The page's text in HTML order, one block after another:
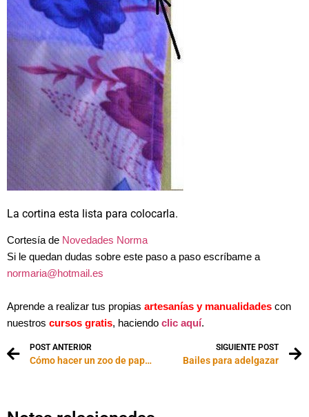
La cortina esta lista para colocarla.
Cortesía de Novedades Norma
Si le quedan dudas sobre este paso a paso escríbame a
normaria@hotmail.es
Aprende a realizar tus propias artesanías y manualidades con
nuestros cursos gratis, haciendo clic aquí.
POST ANTERIOR
Cómo hacer un zoo de papel con los niños
SIGUIENTE POST
Bailes para adelgazar